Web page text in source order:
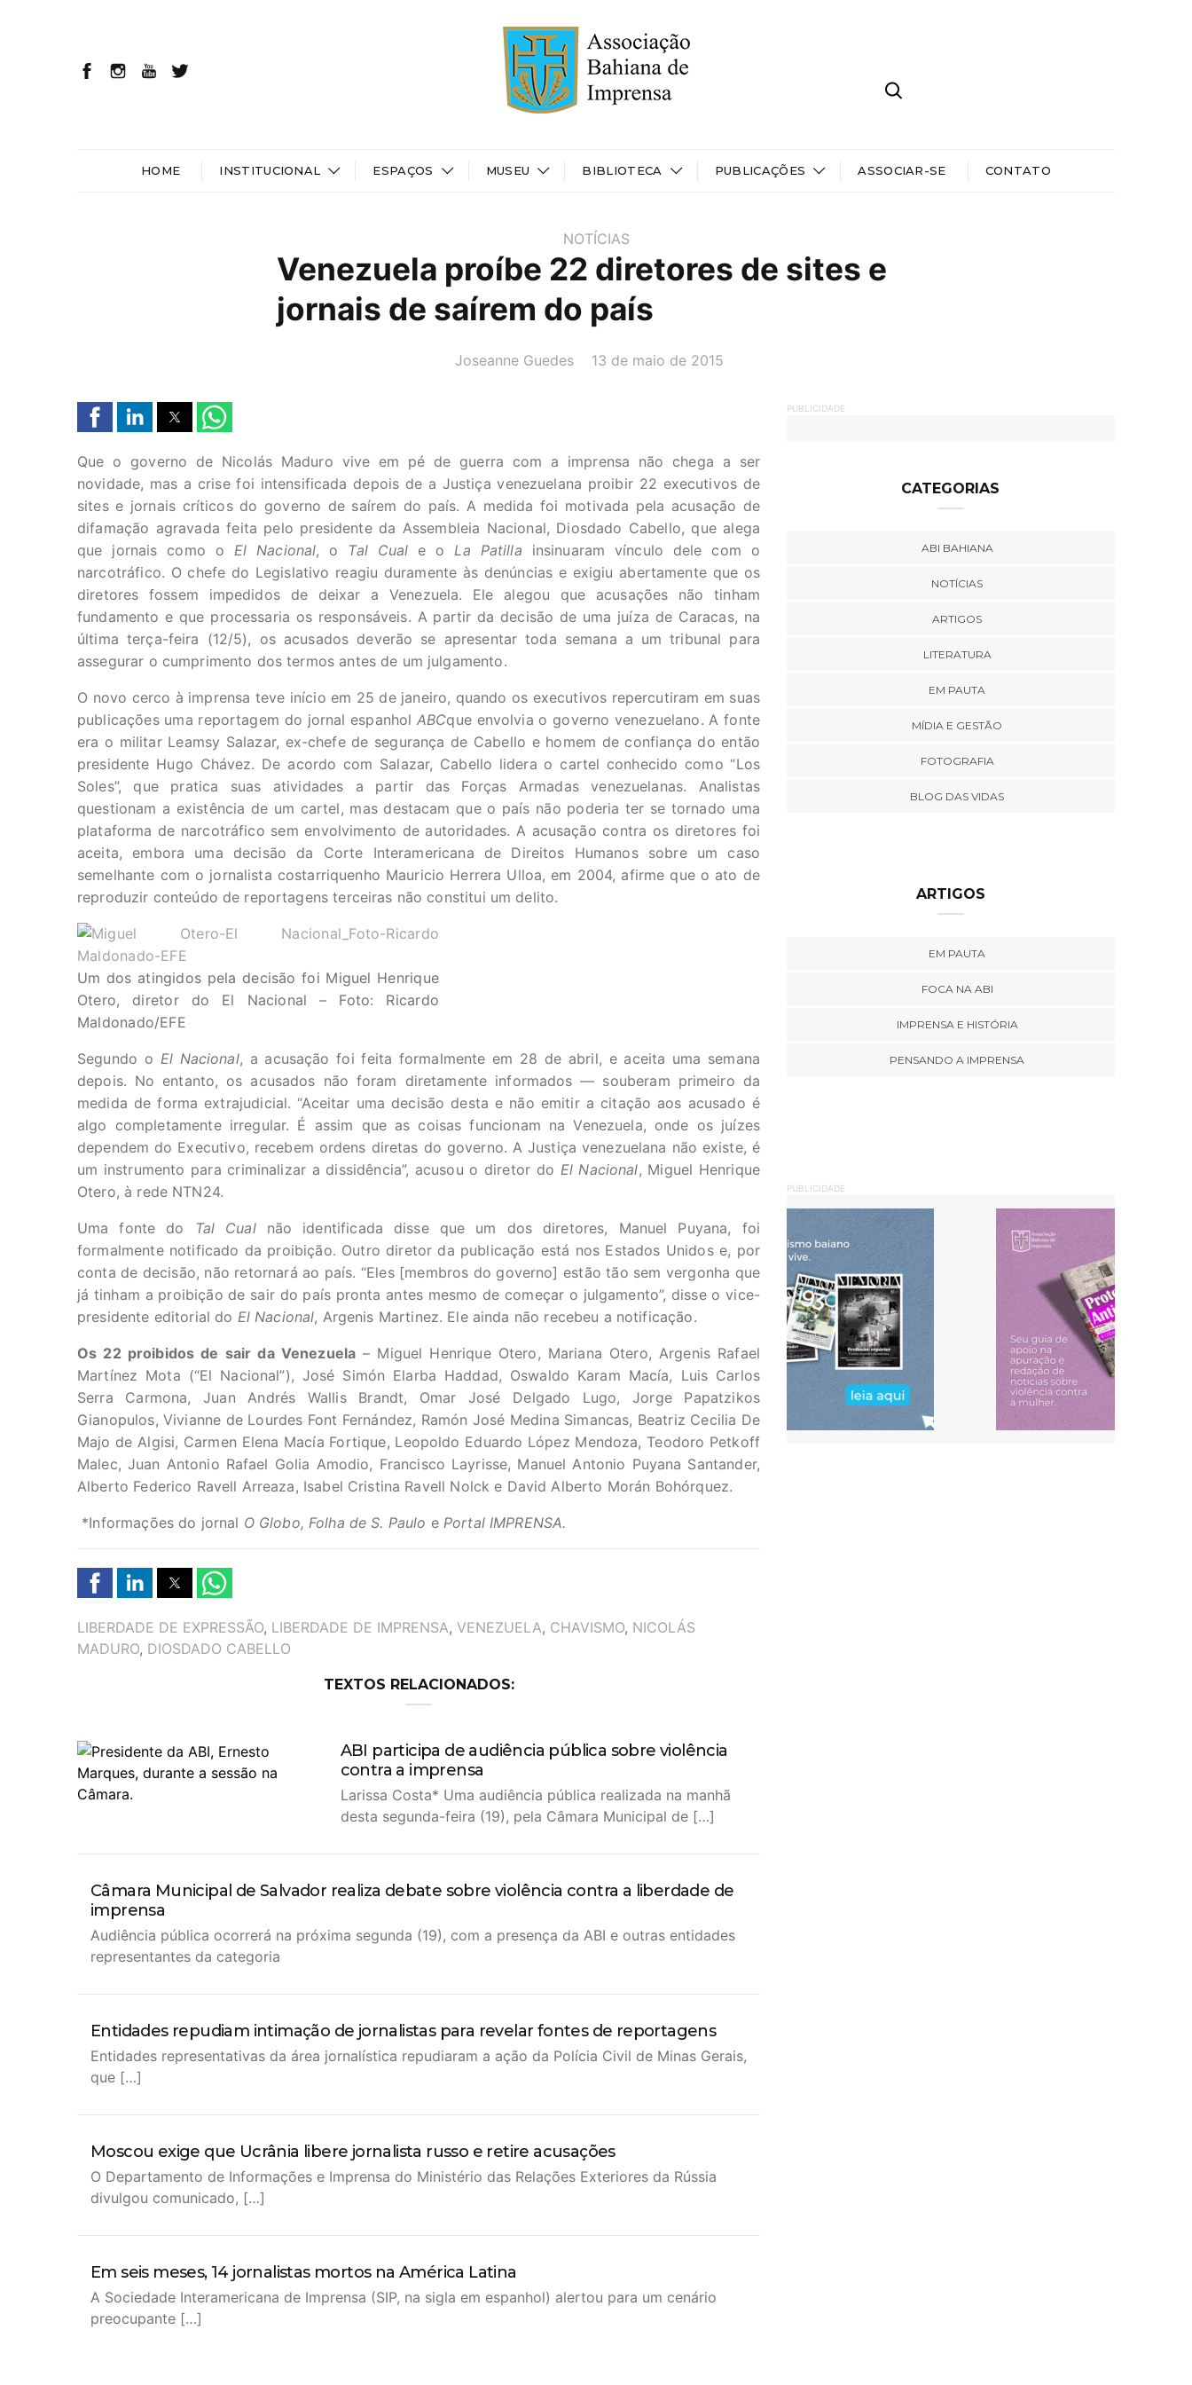
HOME INSTITUCIONAL ESPAÇOS MUSEU BIBLIOTECA PUBLICAÇÕES ASSOCIAR-SE CONTATO
NOTÍCIAS
Venezuela proíbe 22 diretores de sites e
jornais de saírem do país
AUTOR(A):
Joseanne Guedes DATA:
13 de maio de 2015
Que o governo de Nicolás Maduro vive em pé de guerra com a imprensa não chega a ser
novidade, mas a crise foi intensificada depois de a Justiça venezuelana proibir 22 executivos de
sites e jornais críticos do governo de saírem do país. A medida foi motivada pela acusação de
difamação agravada feita pelo presidente da Assembleia Nacional, Diosdado Cabello, que alega
que jornais como o El Nacional, o Tal Cual e oLa Patilla insinuaram vínculo dele com o
narcotráfico. O chefe do Legislativo reagiu duramente às denúncias e exigiu abertamente que os
diretores fossem impedidos de deixar a Venezuela. Ele alegou que acusações não tinham
fundamento e que processaria os responsáveis. A partir da decisão de uma juíza de Caracas, na
última terça-feira (12/5), os acusados deverão se apresentar toda semana a um tribunal para
assegurar o cumprimento dos termos antes de um julgamento.
O novo cerco à imprensa teve início em 25 de janeiro, quando os executivos repercutiram em suas
publicações uma reportagem do jornal espanhol ABCque envolvia o governo venezuelano. A fonte
era o militar Leamsy Salazar, ex-chefe de segurança de Cabello e homem de confiança do então
presidente Hugo Chávez. De acordo com Salazar, Cabello lidera o cartel conhecido como “Los
Soles”, que pratica suas atividades a partir das Forças Armadas venezuelanas. Analistas
questionam a existência de um cartel, mas destacam que o país não poderia ter se tornado uma
plataforma de narcotráfico sem envolvimento de autoridades. A acusação contra os diretores foi
aceita, embora uma decisão da Corte Interamericana de Direitos Humanos sobre um caso
semelhante com o jornalista costarriquenho Mauricio Herrera Ulloa, em 2004, afirme que o ato de
reproduzir conteúdo de reportagens terceiras não constitui um delito.
Um dos atingidos pela decisão foi Miguel Henrique
Otero, diretor do El Nacional – Foto: Ricardo
Maldonado/EFE
Segundo o El Nacional, a acusação foi feita formalmente em 28 de abril, e aceita uma semana
depois. No entanto, os acusados não foram diretamente informados — souberam primeiro da
medida de forma extrajudicial. “Aceitar uma decisão desta e não emitir a citação aos acusado é
algo completamente irregular. É assim que as coisas funcionam na Venezuela, onde os juízes
dependem do Executivo, recebem ordens diretas do governo. A Justiça venezuelana não existe, é
um instrumento para criminalizar a dissidência”, acusou o diretor do El Nacional, Miguel Henrique
Otero, à rede NTN24.
Uma fonte do Tal Cual
não identificada disse que um dos diretores, Manuel Puyana, foi
formalmente notificado da proibição. Outro diretor da publicação está nos Estados Unidos e, por
conta de decisão, não retornará ao país. “Eles [membros do governo] estão tão sem vergonha que
já tinham a proibição de sair do país pronta antes mesmo de começar o julgamento”, disse o vice-
presidente editorial do El Nacional, Argenis Martinez. Ele ainda não recebeu a notificação.
Os 22 proibidos de sair da Venezuela – Miguel Henrique Otero, Mariana Otero, Argenis Rafael
Martínez Mota (“El Nacional”), José Simón Elarba Haddad, Oswaldo Karam Macía, Luis Carlos
Serra Carmona, Juan Andrés Wallis Brandt, Omar José Delgado Lugo, Jorge Papatzikos
Gianopulos, Vivianne de Lourdes Font Fernández, Ramón José Medina Simancas, Beatriz Cecilia De
Majo de Algisi, Carmen Elena Macía Fortique, Leopoldo Eduardo López Mendoza, Teodoro Petkoff
Malec, Juan Antonio Rafael Golia Amodio, Francisco Layrisse, Manuel Antonio Puyana Santander,
Alberto Federico Ravell Arreaza, Isabel Cristina Ravell Nolck e David Alberto Morán Bohórquez.
*Informações do jornal O Globo, Folha de S. Paulo e Portal IMPRENSA.
TAGS
LIBERDADE DE EXPRESSÃO, LIBERDADE DE IMPRENSA, VENEZUELA, CHAVISMO, NICOLÁS
MADURO, DIOSDADO CABELLO
TEXTOS RELACIONADOS:
ABI participa de audiência pública sobre violência
contra a imprensa
Larissa Costa* Uma audiência pública realizada na manhã
desta segunda-feira (19), pela Câmara Municipal de […]
Câmara Municipal de Salvador realiza debate sobre violência contra a liberdade de
imprensa
Audiência pública ocorrerá na próxima segunda (19), com a presença da ABI e outras entidades
representantes da categoria
Entidades repudiam intimação de jornalistas para revelar fontes de reportagens
Entidades representativas da área jornalística repudiaram a ação da Polícia Civil de Minas Gerais,
que […]
Moscou exige que Ucrânia libere jornalista russo e retire acusações
O Departamento de Informações e Imprensa do Ministério das Relações Exteriores da Rússia
divulgou comunicado, […]
Em seis meses, 14 jornalistas mortos na América Latina
A Sociedade Interamericana de Imprensa (SIP, na sigla em espanhol) alertou para um cenário
preocupante […]
PUBLICIDADE
CATEGORIAS
ABI BAHIANA
NOTÍCIAS
ARTIGOS
LITERATURA
EM PAUTA
MÍDIA E GESTÃO
FOTOGRAFIA
BLOG DAS VIDAS
ARTIGOS
EM PAUTA
FOCA NA ABI
IMPRENSA E HISTÓRIA
PENSANDO A IMPRENSA
PUBLICIDADE